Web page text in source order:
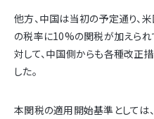
他方、中国は当初の予定通り、
の税率に10%の関税が加えられ
対して、中国側からも各種改正
した。
本関税の適用開始基準としては